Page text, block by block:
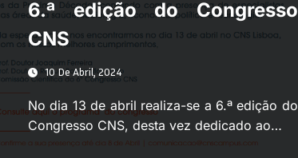
6.ª edição do Congresso
CNS
10 De Abril, 2024
No dia 13 de abril realiza-se a 6.ª edição do
Congresso CNS, desta vez dedicado ao…